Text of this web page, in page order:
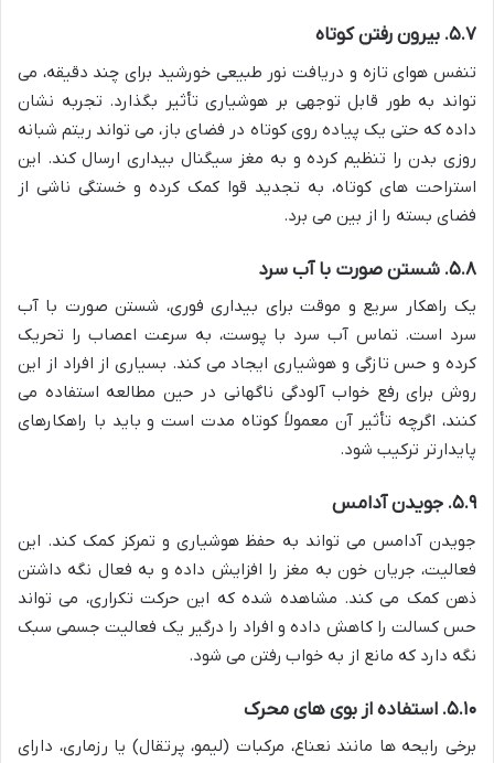
۵.۷. بیرون رفتن کوتاه
تنفس هوای تازه و دریافت نور طبیعی خورشید برای چند دقیقه، می
تواند به طور قابل توجهی بر هوشیاری تأثیر بگذارد. تجربه نشان
داده که حتی یک پیاده روی کوتاه در فضای باز، می تواند ریتم شبانه
روزی بدن را تنظیم کرده و به مغز سیگنال بیداری ارسال کند. این
استراحت های کوتاه، به تجدید قوا کمک کرده و خستگی ناشی از
فضای بسته را از بین می برد.
۵.۸. شستن صورت با آب سرد
یک راهکار سریع و موقت برای بیداری فوری، شستن صورت با آب
سرد است. تماس آب سرد با پوست، به سرعت اعصاب را تحریک
کرده و حس تازگی و هوشیاری ایجاد می کند. بسیاری از افراد از این
روش برای رفع خواب آلودگی ناگهانی در حین مطالعه استفاده می
کنند، اگرچه تأثیر آن معمولاً کوتاه مدت است و باید با راهکارهای
پایدارتر ترکیب شود.
۵.۹. جویدن آدامس
جویدن آدامس می تواند به حفظ هوشیاری و تمرکز کمک کند. این
فعالیت، جریان خون به مغز را افزایش داده و به فعال نگه داشتن
ذهن کمک می کند. مشاهده شده که این حرکت تکراری، می تواند
حس کسالت را کاهش داده و افراد را درگیر یک فعالیت جسمی سبک
نگه دارد که مانع از به خواب رفتن می شود.
۵.۱۰. استفاده از بوی های محرک
برخی رایحه ها مانند نعناع، مرکبات (لیمو، پرتقال) یا رزماری، دارای